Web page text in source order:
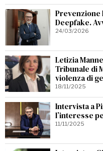
Prevenzione
Deepfake.
24/03/2026
Letizia
Tribunale di
violenza di
18/11/2025
Intervista a
l’interesse
11/11/2025